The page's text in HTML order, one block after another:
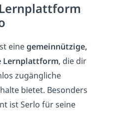
einegemeinnützige,
Lernplattform, die dir
zugängliche
bietet. Besonders
ist Serlo für seine